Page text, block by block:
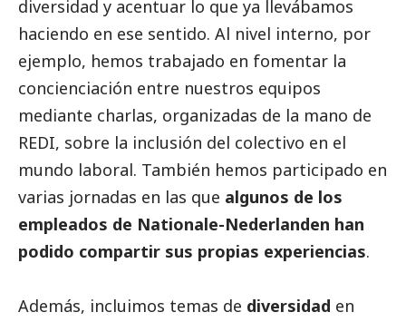
diversidad y acentuar lo que ya llevábamos
haciendo en ese sentido. Al nivel interno, por
ejemplo, hemos trabajado en fomentar la
concienciación entre nuestros equipos
mediante charlas, organizadas de la mano de
REDI, sobre la inclusión del colectivo en el
mundo laboral. También hemos participado en
varias jornadas en las que algunos de los
empleados de Nationale-Nederlanden han
podido compartir sus propias experiencias.
Además, incluimos temas de diversidad en